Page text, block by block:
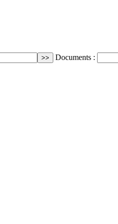
Documents :